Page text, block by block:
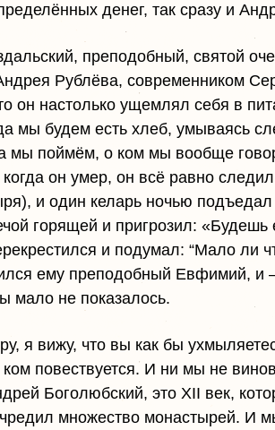
денег, так сразу и
преподобный, святой
Рублёва, современником
он настолько ущемлял себя в
мы будем есть хлеб, умываясь
мы поймём, о ком мы вообще
когда он умер, он всё равно
и один келарь ночью
горящей и пригрозил:
и подумал: “Мало ли
ему преподобный Евфимий, и
мало не показалось.
я вижу, что вы как бы
повествуется. И ни мы не
Боголюбский, это XII век,
множество монастырей. И